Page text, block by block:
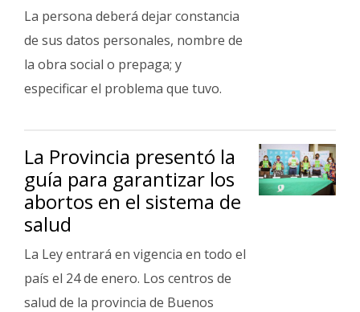
La persona deberá dejar constancia
de sus datos personales, nombre de
la obra social o prepaga; y
especificar el problema que tuvo.
La Provincia presentó la
guía para garantizar los
abortos en el sistema de
salud
La Ley entrará en vigencia en todo el
país el 24 de enero. Los centros de
salud de la provincia de Buenos